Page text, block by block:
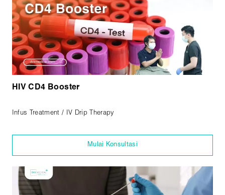
HIV CD4 Booster
Infus Treatment / IV Drip Therapy
Mulai Konsultasi